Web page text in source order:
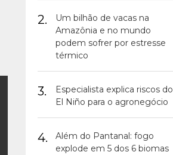
2.
Um bilhão de vacas na
Amazônia e no mundo
podem sofrer por estresse
térmico
3.
Especialista explica riscos do
El Niño para o agronegócio
4.
Além do Pantanal: fogo
explode em 5 dos 6 biomas